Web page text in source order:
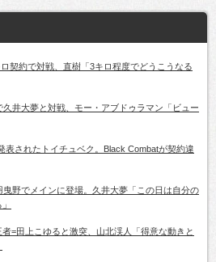
契約で対戦、直樹「3キロ程度でどうこうなる
久井大夢と対戦、モー・アブドゥラマン「ビュー
表されたトイチュベク。Black Combatが契約違
曳野でメインに登場。久井大夢「この日は自分の
者=田上こゆると激突、山北渓人「得意な動きと